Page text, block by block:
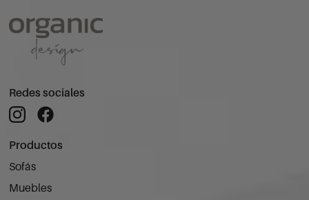
Redes sociales
Productos
Sofás
Muebles